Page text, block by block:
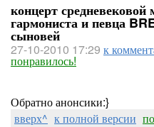
концерт
гармониста и певца
сыновей
27-10-2010 17:29 к
понравилось!
Обратно анонсики:}
вверх^ к полной версии